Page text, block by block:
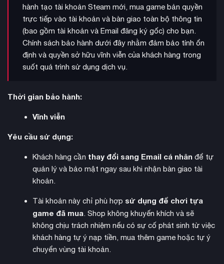
Đối với những tín đồ đam mê cơ khí, tính năng
tùy biến xe
(Truck Tuning) là một thiên đường thực sự. Bạn có toàn
quyền nâng cấp hiệu suất động cơ, khung gầm, hộp số để
phù hợp với từng loại địa hình, hoặc trang trí ngoại thất với
hàng loạt phụ kiện như đèn LED, ống xả, còi hơi, và màu sơn
độc đáo. Các mẫu xe trong game đều được cấp phép bản
Volvo, MAN, DAF… đảm bảo sự chi tiết và chuẩn xác trong
hành tạo tài khoản Steam mới, mua game bản quyền
trực tiếp vào tài khoản và bàn giao toàn bộ thông tin
(bao gồm tài khoản và Email đăng ký gốc) cho bạn.
Chính sách bảo hành dưới đây nhằm đảm bảo tính ổn
định và quyền sở hữu vĩnh viễn của khách hàng trong
suốt quá trình sử dụng dịch vụ.
Thời gian bảo hành:
Vĩnh viễn
Yêu cầu sử dụng:
Khách hàng cần thay đổi sang Email cá nhânđể tự
quản lý và bảo mật ngay sau khi nhận bàn giao tài
khoản.
Tài khoản này chỉ phù hợp sử dụng để chơi tựa
game đã mua. Shop không khuyến khích và sẽ
không chịu trách nhiệm nếu có sự cố phát sinh từ việc
khách hàng tự ý nạp tiền, mua thêm game hoặc tự ý
chuyển vùng tài khoản.